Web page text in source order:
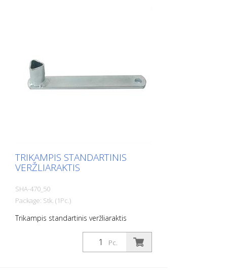
TRIKAMPIS STANDARTINIS
VERŽLIARAKTIS
SHA-470_50
Package: Stk. (1Pc.)
Trikampis standartinis veržliaraktis
Pc.